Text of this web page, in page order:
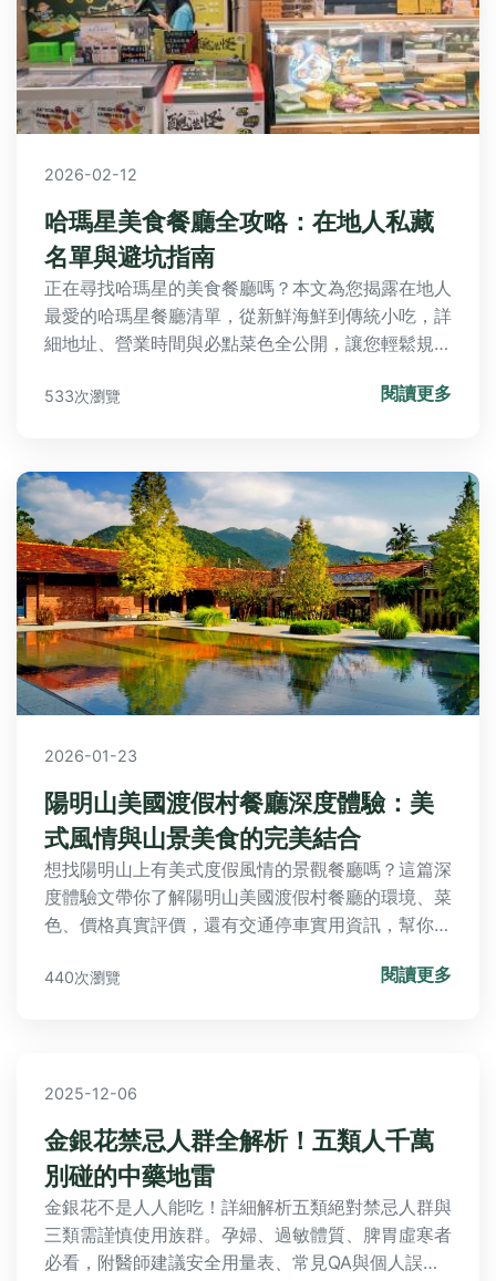
2026-02-12
哈瑪星美食餐廳全攻略：在地人私藏
名單與避坑指南
正在尋找哈瑪星的美食餐廳嗎？本文為您揭露在地人
最愛的哈瑪星餐廳清單，從新鮮海鮮到傳統小吃，詳
細地址、營業時間與必點菜色全公開，讓您輕鬆規劃
533次瀏覽 閱讀更多
2026-01-23
陽明山美國渡假村餐廳深度體驗：美
式風情與山景美食的完美結合
想找陽明山上有美式度假風情的景觀餐廳嗎？這篇深
度體驗文帶你了解陽明山美國渡假村餐廳的環境、菜
色、價格真實評價，還有交通停車實用資訊，幫你規
440次瀏覽 閱讀更多
2025-12-06
金銀花禁忌人群全解析！五類人千萬
別碰的中藥地雷
金銀花不是人人能吃！詳細解析五類絕對禁忌人群與
三類需謹慎使用族群。孕婦、過敏體質、脾胃虛寒者
必看，附醫師建議安全用量表、常見QA與個人誤食